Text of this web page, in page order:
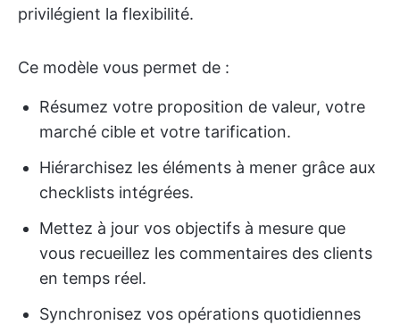
privilégient la flexibilité.
Ce modèle vous permet de :
Résumez votre proposition de valeur, votre
marché cible et votre tarification.
Hiérarchisez les éléments à mener grâce aux
checklists intégrées.
Mettez à jour vos objectifs à mesure que
vous recueillez les commentaires des clients
en temps réel.
Synchronisez vos opérations quotidiennes